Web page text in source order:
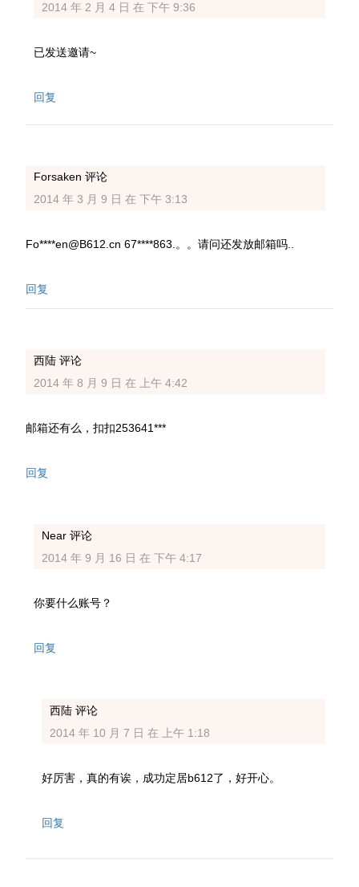
2014 年 2 月 4 日 在 下午 9:36
已发送邀请~
回复
Forsaken 评论
2014 年 3 月 9 日 在 下午 3:13
Fo****en@B612.cn 67****863.。。请问还发放邮箱吗..
回复
西陆 评论
2014 年 8 月 9 日 在 上午 4:42
邮箱还有么，扣扣253641***
回复
Near 评论
2014 年 9 月 16 日 在 下午 4:17
你要什么账号？
回复
西陆 评论
2014 年 10 月 7 日 在 上午 1:18
好厉害，真的有诶，成功定居b612了，好开心。
回复